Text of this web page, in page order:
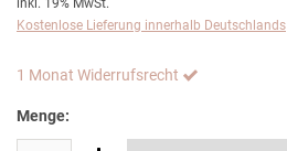
inkl. 19% MwSt.
Kostenlose Lieferung innerhalb Deutschlands
1 Monat Widerrufsrecht
Menge: